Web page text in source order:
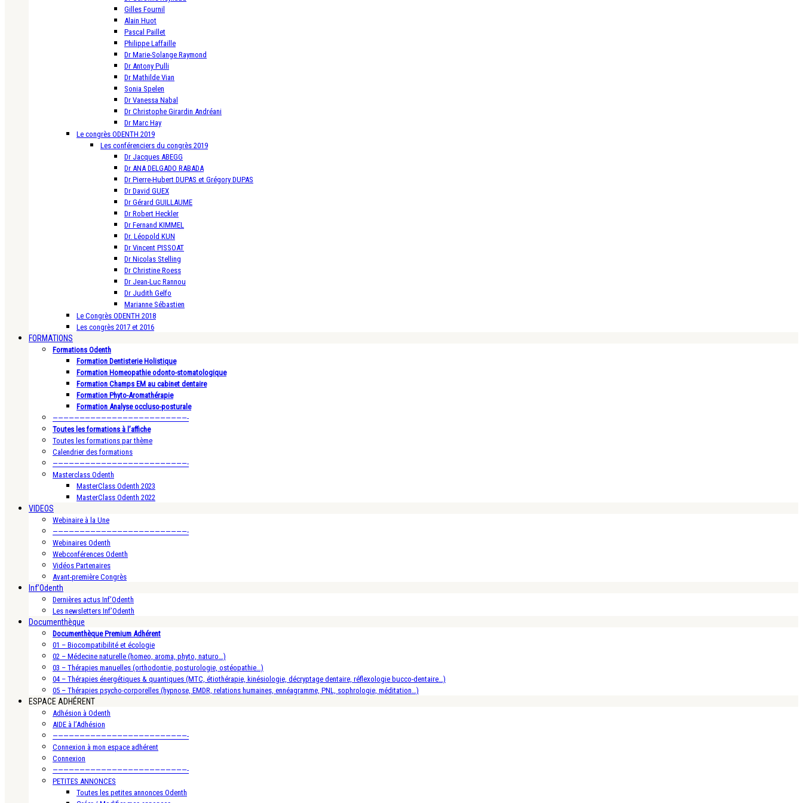
Gilles Fournil
Alain Huot
Pascal Paillet
Philippe Laffaille
Dr Marie-Solange Raymond
Dr Antony Pulli
Dr Mathilde Vian
Sonia Spelen
Dr Vanessa Nabal
Dr Christophe Girardin Andréani
Dr Marc Hay
Le congrès ODENTH 2019
Les conférenciers du congrès 2019
Dr Jacques ABEGG
Dr ANA DELGADO RABADA
Dr Pierre-Hubert DUPAS et Grégory DUPAS
Dr David GUEX
Dr Gérard GUILLAUME
Dr Robert Heckler
Dr Fernand KIMMEL
Dr. Léopold KUN
Dr Vincent PISSOAT
Dr Nicolas Stelling
Dr Christine Roess
Dr Jean-Luc Rannou
Dr Judith Gelfo
Marianne Sébastien
Le Congrès ODENTH 2018
Les congrès 2017 et 2016
FORMATIONS
Formations Odenth
Formation Dentisterie Holistique
Formation Homeopathie odonto-stomatologique
Formation Champs EM au cabinet dentaire
Formation Phyto-Aromathérapie
Formation Analyse occluso-posturale
—————————————————————————-
Toutes les formations à l’affiche
Toutes les formations par thème
Calendrier des formations
—————————————————————————-
Masterclass Odenth
MasterClass Odenth 2023
MasterClass Odenth 2022
VIDEOS
Webinaire à la Une
—————————————————————————-
Webinaires Odenth
Webconférences Odenth
Vidéos Partenaires
Avant-première Congrès
Inf’Odenth
Dernières actus Inf’Odenth
Les newsletters Inf’Odenth
Documenthèque
Documenthèque Premium Adhérent
01 – Biocompatibilité et écologie
02 – Médecine naturelle (homeo, aroma, phyto, naturo…)
03 – Thérapies manuelles (orthodontie, posturologie, ostéopathie…)
04 – Thérapies énergétiques & quantiques (MTC, étiothérapie, kinésiologie, décryptage dentaire, réflexologie bucco-dentaire…)
05 – Thérapies psycho-corporelles (hypnose, EMDR, relations humaines, ennéagramme, PNL, sophrologie, méditation…)
ESPACE ADHÉRENT
Adhésion à Odenth
AIDE à l’Adhésion
—————————————————————————-
Connexion à mon espace adhérent
Connexion
—————————————————————————-
PETITES ANNONCES
Toutes les petites annonces Odenth